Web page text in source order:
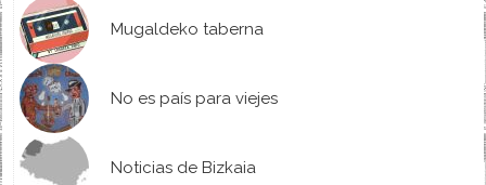
Mugaldeko taberna
No es país para viejes
Noticias de Bizkaia